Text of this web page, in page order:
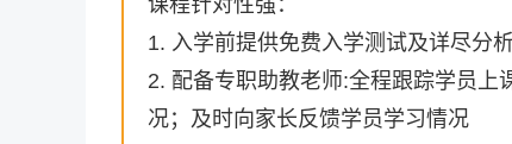
课程针对性强：
1. 入学前提供免费入学测试及详尽分
2. 配备专职助教老师:全程跟踪学员上
况；及时向家长反馈学员学习情况